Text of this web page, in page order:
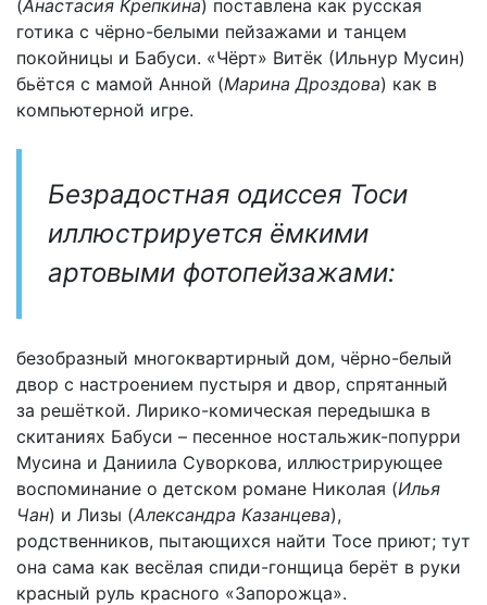
(Анастасия Крепкина) поставлена как русская
готика с чёрно-белыми пейзажами и танцем
покойницы и Бабуси. «Чёрт» Витёк (Ильнур Мусин)
бьётся с мамой Анной (Марина Дроздова) как в
компьютерной игре.
Безрадостная одиссея Тоси
иллюстрируется ёмкими
артовыми фотопейзажами:
безобразный многоквартирный дом, чёрно-белый
двор с настроением пустыря и двор, спрятанный
за решёткой. Лирико-комическая передышка в
скитаниях Бабуси – песенное ностальжик-попурри
Мусина и Даниила Суворкова, иллюстрирующее
воспоминание о детском романе Николая (Илья
Чан) и Лизы (Александра Казанцева),
родственников, пытающихся найти Тосе приют; тут
она сама как весёлая спиди-гонщица берёт в руки
красный руль красного «Запорожца».